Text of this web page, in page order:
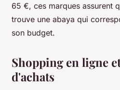
65 €, ces marques assurent
trouve une abaya qui
son budget.
Shopping en ligne
d'achats